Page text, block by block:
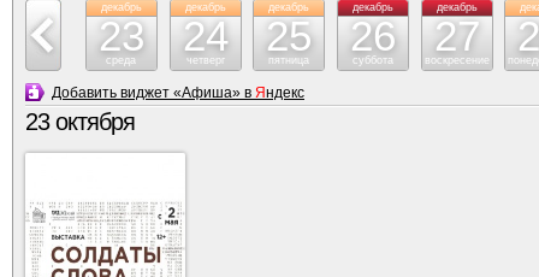
22
декабрь
23
среда
декабрь
24
четверг
декабрь
25
пятница
декабрь
26
суббота
декабрь
27
воскресение
Добавить виджет «Афиша» в Яндекс
23 октября